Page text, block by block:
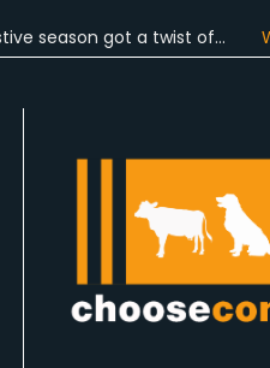
got a twist of… Why